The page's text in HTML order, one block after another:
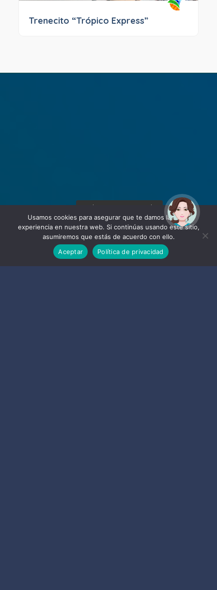
Trenecito “Trópico Express”
Usamos cookies para asegurar que te damos la mejor
experiencia en nuestra web. Si continúas usando este sitio,
asumiremos que estás de acuerdo con ello.
Aceptar
Política de privacidad
¡Hola! Soy Noy. ¿Puedo
ayudarte?